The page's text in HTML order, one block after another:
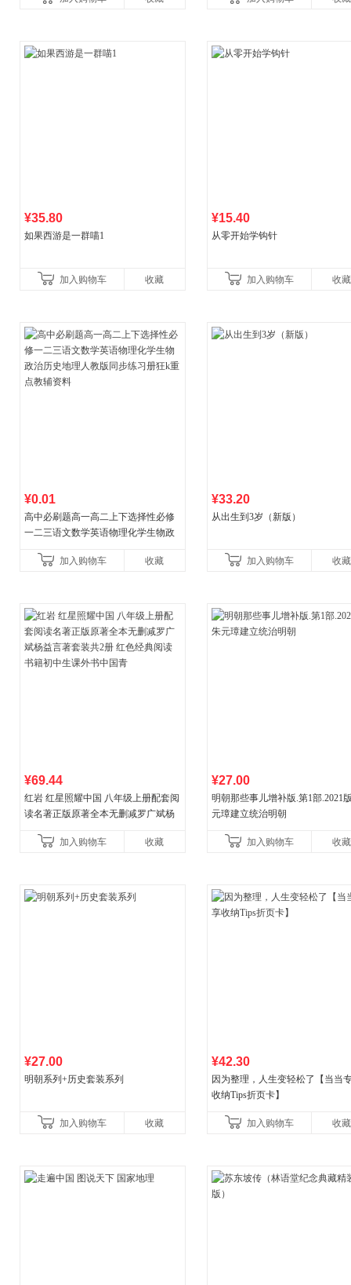
¥35.80
如果西游是一群喵1
加入购物车 收藏
¥15.40
从零开始学钩针
加入购物车 收藏
¥0.01
高中必刷题高一高二上下选择性必修
一二三语文数学英语物理化学生物政
教辅资料加入购物车 收藏
¥33.20
从出生到3岁（新版）
加入购物车 收藏
¥69.44
红岩 红星照耀中国 八年级上册配套阅
读名著正版原著全本无删减罗广斌杨
初中生课外书中国青
加入购物车 收藏
¥27.00
明朝那些事儿增补版.第1部.2021
元璋建立统治明朝
加入购物车 收藏
¥27.00
明朝系列+历史套装系列
加入购物车 收藏
¥42.30
因为整理，人生变轻松了【当当
收纳Tips折页卡】
加入购物车 收藏